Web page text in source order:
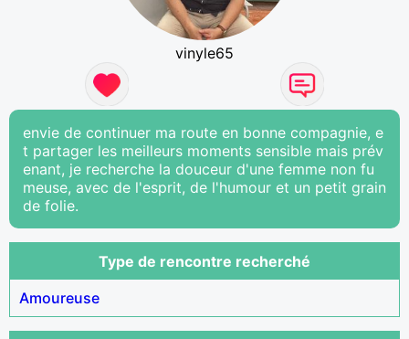
vinyle65
envie de continuer ma route en bonne compagnie, e
t partager les meilleurs moments sensible mais prév
enant, je recherche la douceur d'une femme non fu
meuse, avec de l'esprit, de l'humour et un petit grain
de folie.
Type de rencontre recherché
Amoureuse